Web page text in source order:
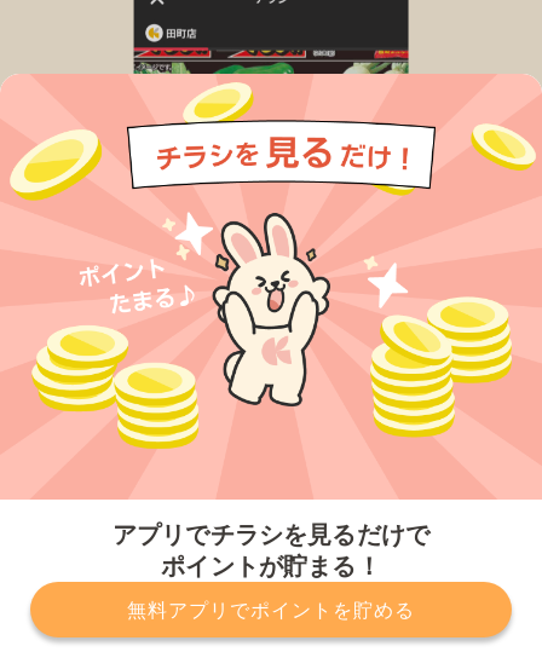
アプリでチラシを見るだけで
ポイントが貯まる！
無料アプリでポイントを貯める
プライバシーポリシー 利用規約
運営会社